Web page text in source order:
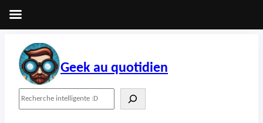
contenu
Geek au quotidien